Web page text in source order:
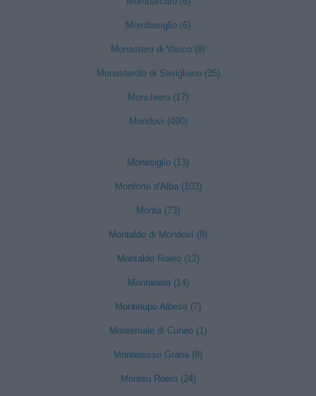
Mombasiglio (6)
Monastero di Vasco (9)
Monasterolo di Savigliano (35)
Monchiero (17)
Mondovì (490)
Monesiglio (13)
Monforte d'Alba (103)
Montà (73)
Montaldo di Mondovì (8)
Montaldo Roero (12)
Montanera (14)
Montelupo Albese (7)
Montemale di Cuneo (1)
Monterosso Grana (8)
Monteu Roero (24)